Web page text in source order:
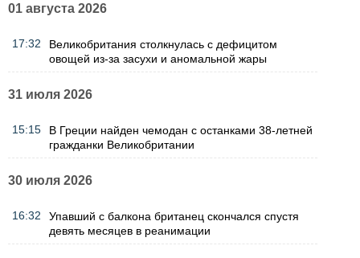
01 августа 2026
17:32
Великобритания столкнулась с дефицитом
овощей из-за засухи и аномальной жары
31 июля 2026
15:15
В Греции найден чемодан с останками 38-летней
гражданки Великобритании
30 июля 2026
16:32
Упавший с балкона британец скончался спустя
девять месяцев в реанимации